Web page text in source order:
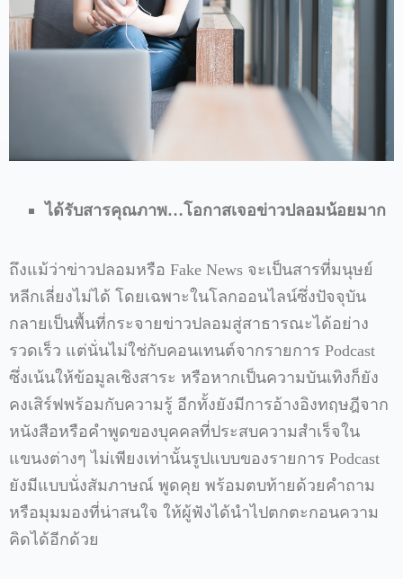
ได้รับสารคุณภาพ…โอกาสเจอข่าวปลอมน้อยมาก
ถึงแม้ว่าข่าวปลอมหรือ Fake News จะเป็นสารที่มนุษย์
หลีกเลี่ยงไม่ได้ โดยเฉพาะในโลกออนไลน์ซึ่งปัจจุบัน
กลายเป็นพื้นที่กระจายข่าวปลอมสู่สาธารณะได้อย่าง
รวดเร็ว แต่นั่นไม่ใช่กับคอนเทนต์จากรายการ Podcast
ซึ่งเน้นให้ข้อมูลเชิงสาระ หรือหากเป็นความบันเทิงก็ยัง
คงเสิร์ฟพร้อมกับความรู้ อีกทั้งยังมีการอ้างอิงทฤษฎีจาก
หนังสือหรือคำพูดของบุคคลที่ประสบความสำเร็จใน
แขนงต่างๆ ไม่เพียงเท่านั้นรูปแบบของรายการ Podcast
ยังมีแบบนั่งสัมภาษณ์ พูดคุย พร้อมตบท้ายด้วยคำถาม
หรือมุมมองที่น่าสนใจ ให้ผู้ฟังได้นำไปตกตะกอนความ
คิดได้อีกด้วย